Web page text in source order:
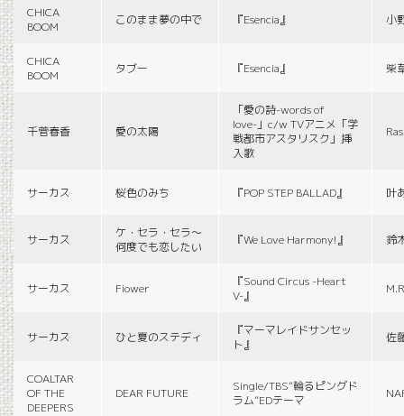
CHICA
BOOM
このまま夢の中で 『Esencia』 小
CHICA
BOOM
タブー 『Esencia』 柴
千菅春香 愛の太陽
「愛の詩-words of
love-」c/w TVアニメ「学
戦都市アスタリスク」挿
入歌
サーカス 桜色のみち 『POP STEP BALLAD』 叶
サーカス
ケ・セラ・セラ〜
何度でも恋したい
『We Love Harmony!』 鈴
サーカス Fiower
『Sound Circus -Heart
V-』
サーカス ひと夏のステディ
『マーマレイドサンセッ
ト』
佐
COALTAR
OF THE
DEEPERS
DEAR FUTURE
Single/TBS“輪るピングド
ラム”EDテーマ